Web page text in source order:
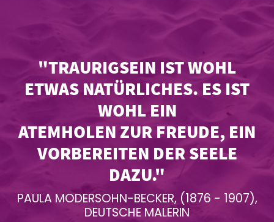
"TRAURIGSEIN IST WOHL
ETWAS NATÜRLICHES. ES IST
WOHL EIN
ATEMHOLEN ZUR FREUDE, EIN
VORBEREITEN DER SEELE
DAZU."
PAULA MODERSOHN-BECKER, (1876 - 1907),
DEUTSCHE MALERIN